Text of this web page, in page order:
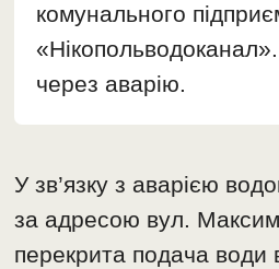
комунального
через аварію.
У зв’язку з аварією
за адресою вул.
перекрита подача води